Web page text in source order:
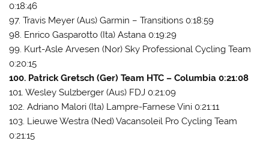
0:18:46
97. Travis Meyer (Aus) Garmin – Transitions 0:18:59
98. Enrico Gasparotto (Ita) Astana 0:19:29
99. Kurt-Asle Arvesen (Nor) Sky Professional Cycling Team
0:20:15
100. Patrick Gretsch (Ger) Team HTC – Columbia 0:21:08
101. Wesley Sulzberger (Aus) FDJ 0:21:09
102. Adriano Malori (Ita) Lampre-Farnese Vini 0:21:11
103. Lieuwe Westra (Ned) Vacansoleil Pro Cycling Team
0:21:15